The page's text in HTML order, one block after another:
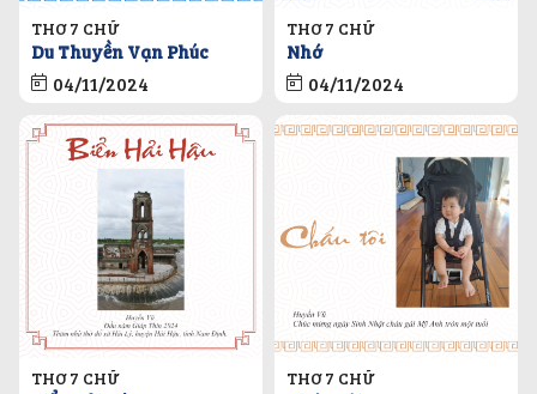
THƠ 7 CHỮ
Du Thuyền Vạn Phúc
04/11/2024
THƠ 7 CHỮ
Nhớ
04/11/2024
THƠ 7 CHỮ THƠ 7 CHỮ